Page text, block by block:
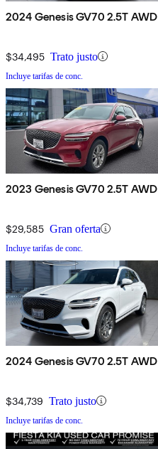
2024 Genesis GV70 2.5T AWD
$34,495 Trato justo
Incluye tarifas de conc.
2023 Genesis GV70 2.5T AWD
$29,585 Gran oferta
Incluye tarifas de conc.
2024 Genesis GV70 2.5T AWD
$34,739 Trato justo
Incluye tarifas de conc.